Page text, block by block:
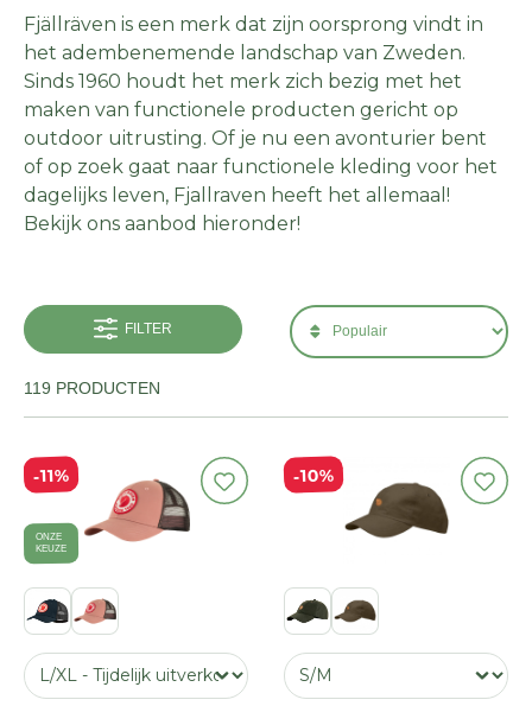
Fjällräven is een merk dat zijn oorsprong vindt in
het adembenemende landschap van Zweden.
Sinds 1960 houdt het merk zich bezig met het
maken van functionele producten gericht op
outdoor uitrusting. Of je nu een avonturier bent
of op zoek gaat naar functionele kleding voor het
dagelijks leven, Fjallraven heeft het allemaal!
Bekijk ons aanbod hieronder!
FILTER
119 PRODUCTEN
11%
ONZE
KEUZE
10%